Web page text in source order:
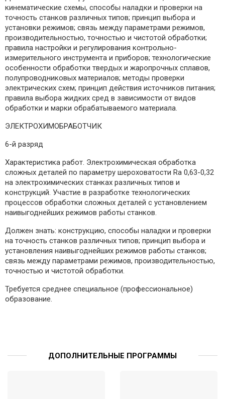
кинематические схемы, способы наладки и проверки на
точность станков различных типов; принцип выбора и
установки режимов; связь между параметрами режимов,
производительностью, точностью и чистотой обработки;
правила настройки и регулирования контрольно-
измерительного инструмента и приборов; технологические
особенности обработки твердых и жаропрочных сплавов,
полупроводниковых материалов; методы проверки
электрических схем; принцип действия источников питания;
правила выбора жидких сред в зависимости от видов
обработки и марки обрабатываемого материала.
ЭЛЕКТРОХИМОБРАБОТЧИК
6-й разряд
Характеристика работ. Электрохимическая обработка
сложных деталей по параметру шероховатости Rа 0,63-0,32
на электрохимических станках различных типов и
конструкций. Участие в разработке технологических
процессов обработки сложных деталей с установлением
наивыгоднейших режимов работы станков.
Должен знать: конструкцию, способы наладки и проверки
на точность станков различных типов; принцип выбора и
установления наивыгоднейших режимов работы станков;
связь между параметрами режимов, производительностью,
точностью и чистотой обработки.
Требуется среднее специальное (профессиональное)
образование.
ДОПОЛНИТЕЛЬНЫЕ ПРОГРАММЫ